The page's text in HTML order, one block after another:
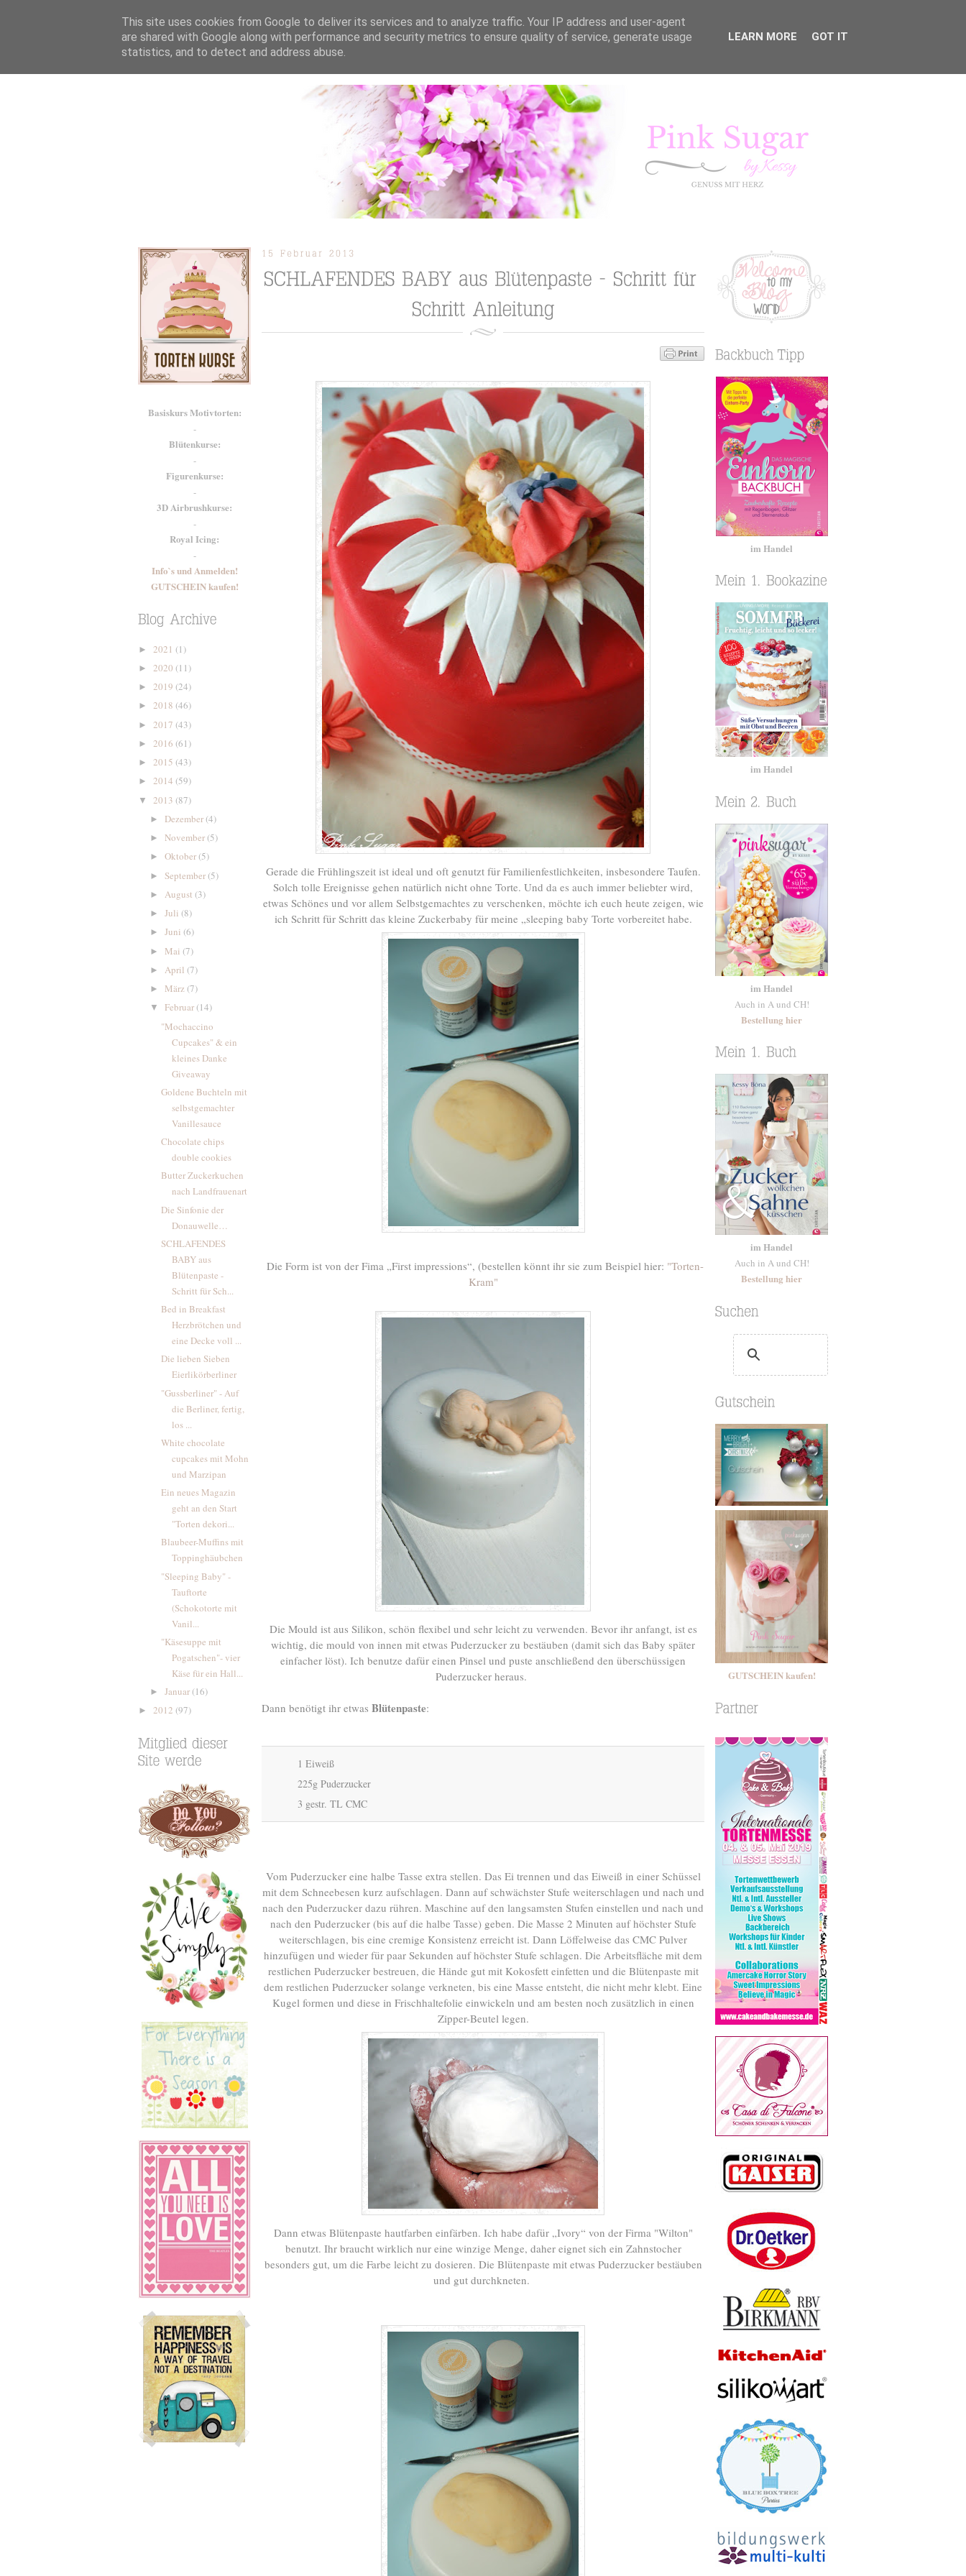
ÜBER MICH KOOPERATION
Basiskurs Motivtorten:
-
Blütenkurse:
-
Figurenkurse:
-
3D Airbrushkurse:
-
Royal Icing:
-
Info`s und Anmelden!
GUTSCHEIN kaufen!
► 2021 (1)
► 2020 (11)
► 2019 (24)
► 2018 (46)
► 2017 (43)
► 2016 (61)
► 2015 (43)
► 2014 (59)
▼ 2013 (87)
► Dezember(4)
► November(5)
► Oktober(5)
► September(5)
► August (3)
► Juli (8)
► Juni (6)
► Mai (7)
► April (7)
► März(7)
▼ Februar(14)
"Mochaccino
Cupcakes" & ein
kleines Danke
Giveaway
Goldene Buchteln mit
selbstgemachter
Vanillesauce
Chocolate chips
double cookies
Butter Zuckerkuchen
nach Landfrauenart
Die Sinfonie der
Donauwelle…
SCHLAFENDES
BABY aus
Blütenpaste -
Schritt für Sch...
Bed in Breakfast
Herzbrötchen und
eine Decke voll ...
Die lieben Sieben
Eierlikörberliner
"Gussberliner" - Auf
die Berliner, fertig,
los ...
White chocolate
cupcakes mit Mohn
und Marzipan
Ein neues Magazin
geht an den Start
"Torten dekori...
Blaubeer-Muffins mit
Toppinghäubchen
"Sleeping Baby" -
Tauftorte
(Schokotorte mit
Vanil...
"Käsesuppe mit
Pogatschen"- vier
Käse für ein Hall...
► Januar(16)
► 2012 (97)
Gerade die Frühlingszeit ist ideal und oft genutzt für Familienfestlichkeiten, insbesondere Taufen.
Solch tolle Ereignisse gehen natürlich nicht ohne Torte. Und da es auch immer beliebter wird,
etwas Schönes und vor allem Selbstgemachtes zu verschenken, möchte ich euch heute zeigen, wie
ich Schritt für Schritt das kleine Zuckerbaby für meine „sleeping baby Torte vorbereitet habe.
Die Form ist von der Fima „First impressions“, (bestellen könnt ihr sie zum Beispiel hier: "Torten-
Kram"
Die Mould ist aus Silikon, schön flexibel und sehr leicht zu verwenden. Bevor ihr anfangt, ist es
wichtig, die mould von innen mit etwas Puderzucker zu bestäuben (damit sich das Baby später
einfacher löst). Ich benutze dafür einen Pinsel und puste anschließend den überschüssigen
Puderzucker heraus.
Dann benötigt ihr etwas Blütenpaste:
1 Eiweiß
225g Puderzucker
3 gestr. TL CMC
Vom Puderzucker eine halbe Tasse extra stellen. Das Ei trennen und das Eiweiß in einer Schüssel
mit dem Schneebesen kurz aufschlagen. Dann auf schwächster Stufe weiterschlagen und nach und
nach den Puderzucker dazu rühren. Maschine auf den langsamsten Stufen einstellen und nach und
nach den Puderzucker (bis auf die halbe Tasse) geben. Die Masse 2 Minuten auf höchster Stufe
weiterschlagen, bis eine cremige Konsistenz erreicht ist. Dann Löffelweise das CMC Pulver
hinzufügen und wieder für paar Sekunden auf höchster Stufe schlagen. Die Arbeitsfläche mit dem
restlichen Puderzucker bestreuen, die Hände gut mit Kokosfett einfetten und die Blütenpaste mit
dem restlichen Puderzucker solange verkneten, bis eine Masse entsteht, die nicht mehr klebt. Eine
Kugel formen und diese in Frischhaltefolie einwickeln und am besten noch zusätzlich in einen
Zipper-Beutel legen.
Dann etwas Blütenpaste hautfarben einfärben. Ich habe dafür „Ivory“ von der Firma "Wilton"
benutzt. Ihr braucht wirklich nur eine winzige Menge, daher eignet sich ein Zahnstocher
besonders gut, um die Farbe leicht zu dosieren. Die Blütenpaste mit etwas Puderzucker bestäuben
und gut durchkneten.
im Handel
im Handel
im Handel
Auch in A und CH!
Bestellung hier
im Handel
Auch in A und CH!
Bestellung hier
GUTSCHEIN kaufen!
This site uses cookies from Google to deliver its services and to analyze traffic. Your IP address and user-agent
are shared with Google along with performance and security metrics to ensure quality of service, generate usage
statistics, and to detect and address abuse.
LEARN MORE GOT IT